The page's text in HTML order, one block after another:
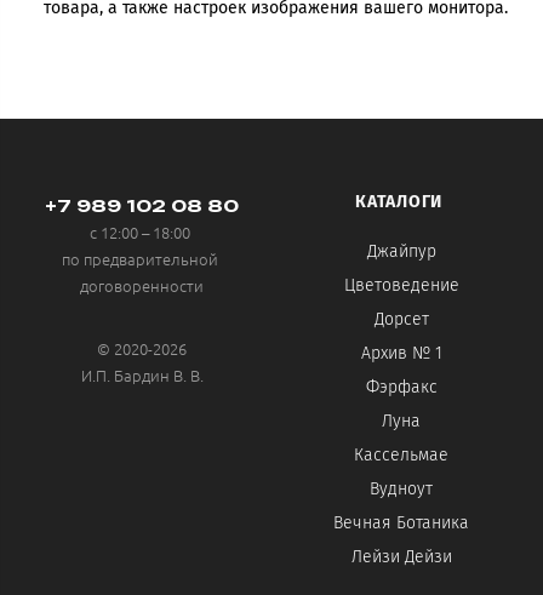
товара, а также настроек изображения вашего монитора.
+7 989 102 08 80
с 12:00 – 18:00
по предварительной
договоренности
© 2020-2026
И.П. Бардин В. В.
КАТАЛОГИ
Джайпур
Цветоведение
Дорсет
Архив № 1
Фэрфакс
Луна
Кассельмае
Вудноут
Вечная Ботаника
Лейзи Дейзи